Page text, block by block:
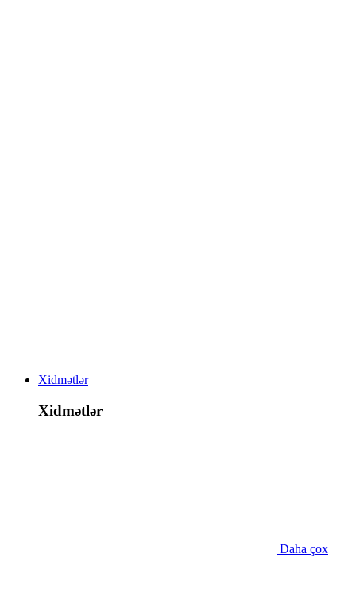
Xidmətlər
Xidmətlər
Daha çox